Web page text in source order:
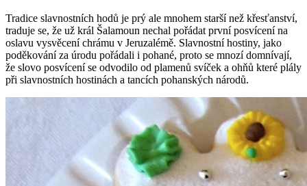
Tradice slavnostních hodů je prý ale mnohem starší než křesťanství,
traduje se, že už král Šalamoun nechal pořádat první posvícení na
oslavu vysvěcení chrámu v Jeruzalémě. Slavnostní hostiny, jako
poděkování za úrodu pořádali i pohané, proto se mnozí domnívají,
že slovo posvícení se odvodilo od plamenů svíček a ohňů které plály
při slavnostních hostinách a tancích pohanských národů.